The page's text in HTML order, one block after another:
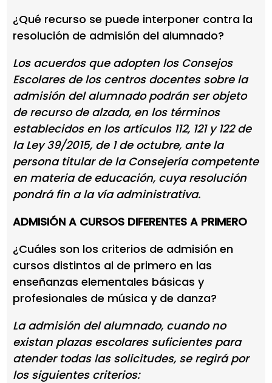
¿Qué recurso se puede interponer contra la
resolución de admisión del alumnado?
Los acuerdos que adopten los Consejos
Escolares de los centros docentes sobre la
admisión del alumnado podrán ser objeto
de recurso de alzada, en los términos
establecidos en los artículos 112, 121 y 122 de
la Ley 39/2015, de 1 de octubre, ante la
persona titular de la Consejería competente
en materia de educación, cuya resolución
pondrá fin a la vía administrativa.
ADMISIÓN A CURSOS DIFERENTES A PRIMERO
¿Cuáles son los criterios de admisión en
cursos distintos al de primero en las
enseñanzas elementales básicas y
profesionales de música y de danza?
La admisión del alumnado, cuando no
existan plazas escolares suficientes para
atender todas las solicitudes, se regirá por
los siguientes criterios: